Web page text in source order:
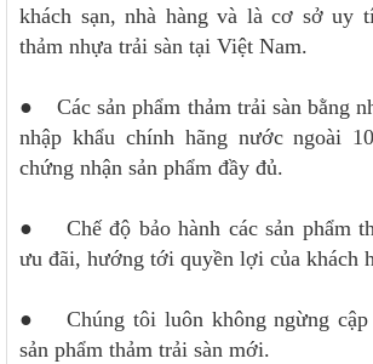
khách sạn, nhà hàng và là cơ sở uy
thảm nhựa trải sàn tại Việt Nam.
● Các sản phẩm thảm trải sàn bằng
nhập khẩu chính hãng nước ngoài
chứng nhận sản phẩm đầy đủ.
● Chế độ bảo hành các sản phẩm
ưu đãi, hướng tới quyền lợi của khách
● Chúng tôi luôn không ngừng cập
sản phẩm thảm trải sàn mới.